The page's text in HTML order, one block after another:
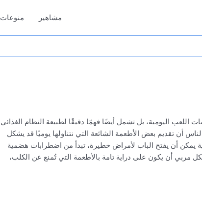
مشاهير منوعات
اللعب اليومية، بل تشمل أيضًا فهمًا دقيقًا لطبيعة النظام الغذائي
أن تقديم بعض الأطعمة الشائعة التي نتناولها يوميًا قد يشكل
يمكن أن يفتح الباب لأمراض خطيرة، تبدأ من اضطرابات هضمية
مربي أن يكون على دراية تامة بالأطعمة التي تُمنع عن الكلب،